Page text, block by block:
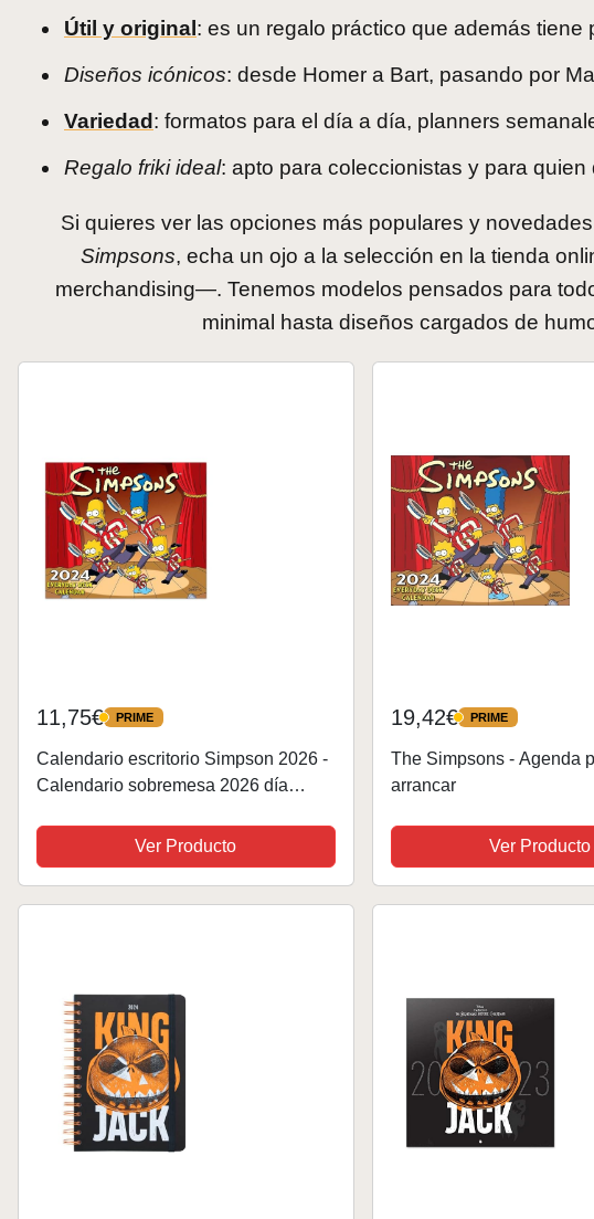
Útil y original : es un regalo práctico que además tiene
Diseños icónicos: desde Homer a Bart, pasando por
Variedad : formatos para el día a día, planners
Regalo friki ideal: apto para coleccionistas y para
Si quieres ver las opciones más populares y
Simpsons, echa un ojo a la selección en la tienda
merchandising—. Tenemos modelos pensados para
minimal hasta diseños cargados de
11,75€ PRIME
PRIME
Calendario escritorio Simpson 2026 -
Calendario sobremesa 2026 día
escritorio, licencia oficial
Ver Producto
19,42€ PRIME
PRIME
The Simpsons - Agenda
arrancar
Ver Producto